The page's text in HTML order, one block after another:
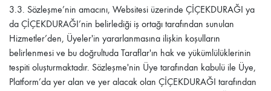
3.3. Sözleşme’nin amacını, Websitesi üzerinde ÇİÇEKDURAĞI ya
da ÇİÇEKDURAĞI’nin belirlediği iş ortağı tarafından sunulan
Hizmetler’den, Üyeler'in yararlanmasına ilişkin koşulların
belirlenmesi ve bu doğrultuda Taraflar'ın hak ve yükümlülüklerinin
tespiti oluşturmaktadır. Sözleşme'nin Üye tarafından kabulü ile Üye,
Platform’da yer alan ve yer alacak olan ÇİÇEKDURAĞI tarafından